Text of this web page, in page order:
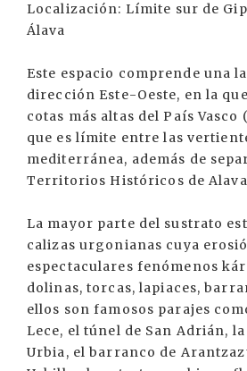
Localización: Límite sur de
Álava
Este espacio comprende una
dirección Este-Oeste, en la
cotas más altas del País
que es límite entre las
mediterránea, además de
Territorios Históricos de
La mayor parte del sustrato
calizas urgonianas cuya
espectaculares fenómenos
dolinas, torcas, lapiaces,
ellos son famosos parajes
Lece, el túnel de San Adrián,
Urbia, el barranco de